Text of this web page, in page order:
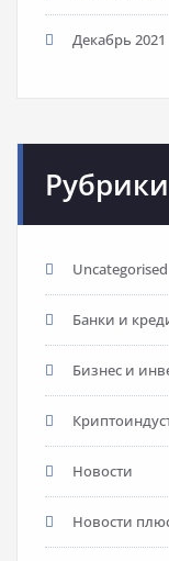
Декабрь 2021
Рубрики
Uncategorised
Банки и
Бизнес и
Новости
Новости